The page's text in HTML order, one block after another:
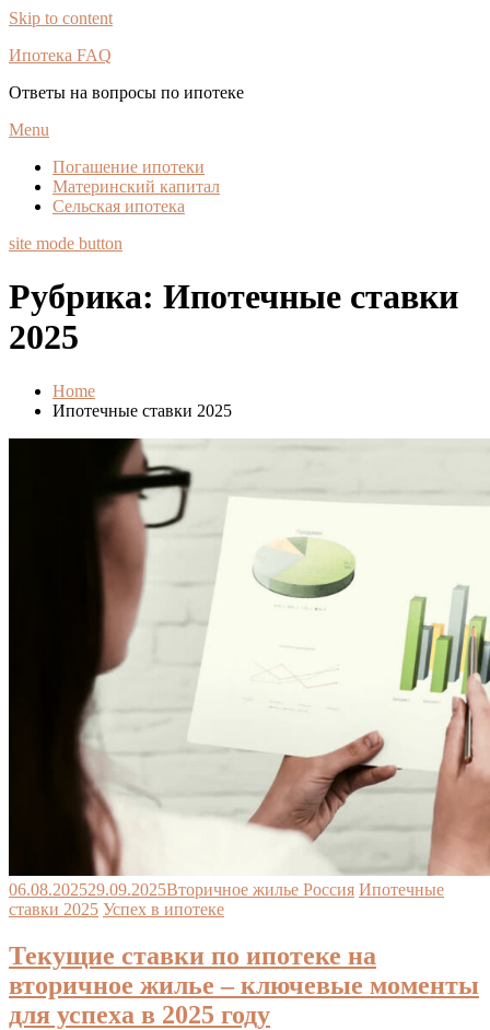
Skip to content
Ипотека FAQ
Ответы на вопросы по ипотеке
Menu
Погашение ипотеки
Материнский капитал
Сельская ипотека
site mode button
Рубрика: Ипотечные ставки
2025
Home
Ипотечные ставки 2025
06.08.202529.09.2025Вторичное жилье Россия Ипотечные
ставки 2025 Успех в ипотеке
Текущие ставки по ипотеке на
вторичное жилье – ключевые моменты
для успеха в 2025 году